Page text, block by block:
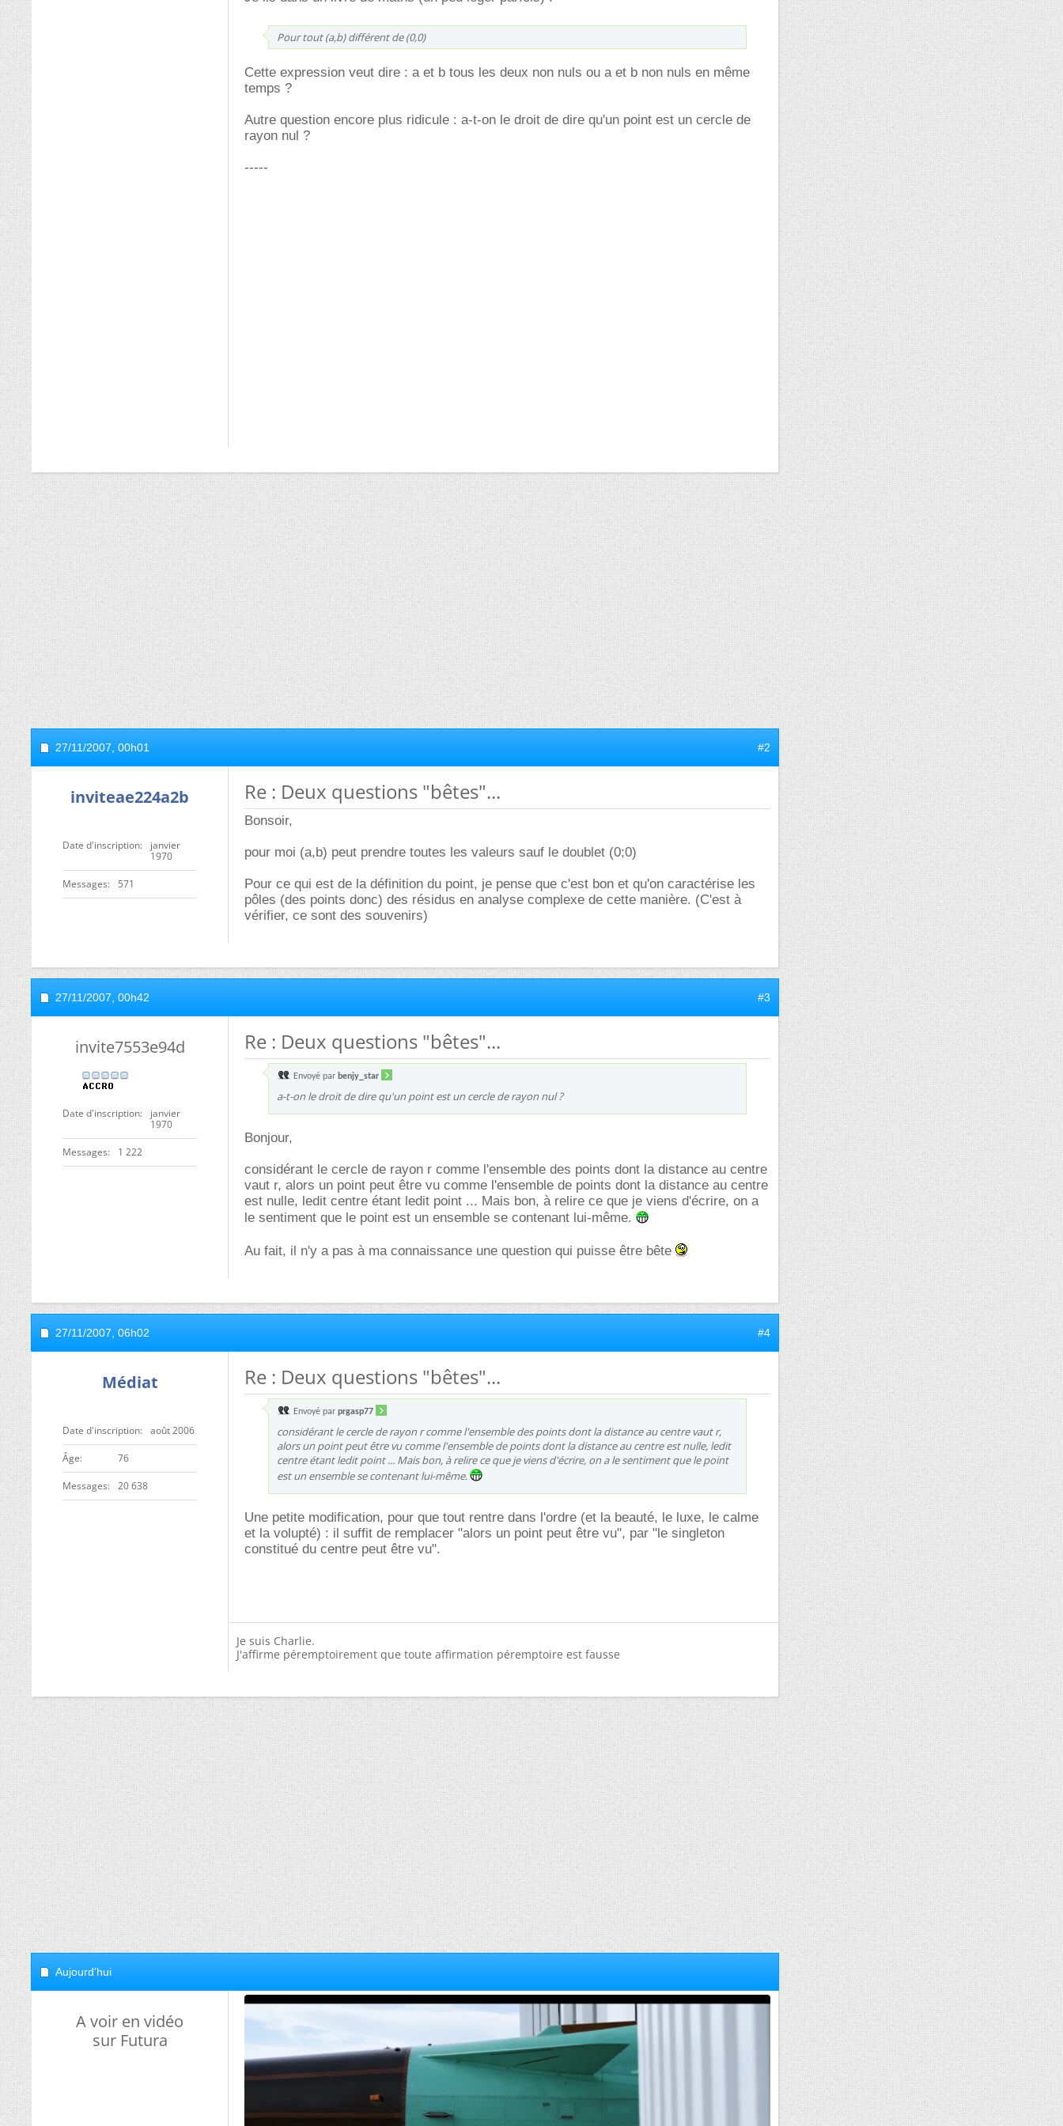
Pour tout (a,b) différent de (0,0)
Cette expression veut dire : a et b tous les deux non nuls ou a et b non nuls en même
temps ?
Autre question encore plus ridicule : a-t-on le droit de dire qu'un point est un cercle de
rayon nul ?
-----
27/11/2007, 00h01 #2
inviteae224a2b
Date d'inscription
janvier
1970
Messages 571
Re : Deux questions "bêtes"...
Bonsoir,
pour moi (a,b) peut prendre toutes les valeurs sauf le doublet (0;0)
Pour ce qui est de la définition du point, je pense que c'est bon et qu'on caractérise les
pôles (des points donc) des résidus en analyse complexe de cette manière. (C'est à
vérifier, ce sont des souvenirs)
27/11/2007, 00h42 #3
invite7553e94d
Date d'inscription
janvier
1970
Messages 1 222
Re : Deux questions "bêtes"...
Envoyé par benjy_star
a-t-on le droit de dire qu'un point est un cercle de rayon nul ?
Bonjour,
considérant le cercle de rayon r comme l'ensemble des points dont la distance au centre
vaut r, alors un point peut être vu comme l'ensemble de points dont la distance au centre
est nulle, ledit centre étant ledit point ... Mais bon, à relire ce que je viens d'écrire, on a
le sentiment que le point est un ensemble se contenant lui-même.
Au fait, il n'y a pas à ma connaissance une question qui puisse être bête
27/11/2007, 06h02 #4
Médiat
Date d'inscription août 2006
ge 76
Messages 20 638
Re : Deux questions "bêtes"...
Envoyé par prgasp77
considérant le cercle de rayon r comme l'ensemble des points dont la distance au centre vaut r,
alors un point peut être vu comme l'ensemble de points dont la distance au centre est nulle, ledit
centre étant ledit point ... Mais bon, à relire ce que je viens d'écrire, on a le sentiment que le point
est un ensemble se contenant lui-même.
Une petite modification, pour que tout rentre dans l'ordre (et la beauté, le luxe, le calme
et la volupté) : il suffit de remplacer "alors un point peut être vu", par "le singleton
constitué du centre peut être vu".
Je suis Charlie.
J'affirme péremptoirement que toute affirmation péremptoire est fausse
Aujourd'hui
A voir en vidéo
sur Futura